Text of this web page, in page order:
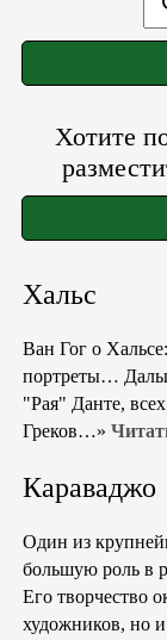
Хотите
Хальс
Ван Гог о
портреты…
"Рая" Данте,
Греков…»
Караваджо
Один из
большую роль в
Его творчество
художников, но